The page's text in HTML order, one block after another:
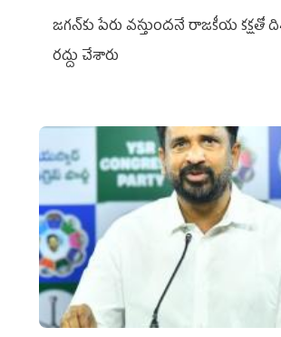
జగన్‌కు పేరు వస్తుందనే రాజకీయ కక్షతో
రద్దు చేశారు